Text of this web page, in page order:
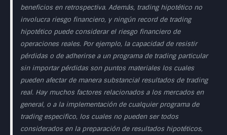
beneficios en retrospectiva. Además, trading hipotético no
involucra riesgo financiero, y ningún record de trading
hipotético puede considerar el riesgo financiero de
operaciones reales. Por ejemplo, la capacidad de resistir
pérdidas o de adherirse a un programa de trading particular
sin importar pérdidas son puntos materiales los cuales
pueden afectar de manera substancial resultados de trading
real. Hay muchos factores relacionados a los mercados en
general, o a la implementación de cualquier programa de
trading especifico, los cuales no pueden ser todos
considerados en la preparación de resultados hipotéticos,